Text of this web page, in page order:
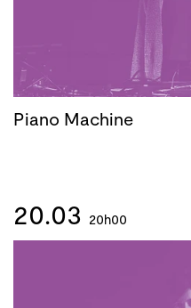
Piano Machine
20.03 20h00